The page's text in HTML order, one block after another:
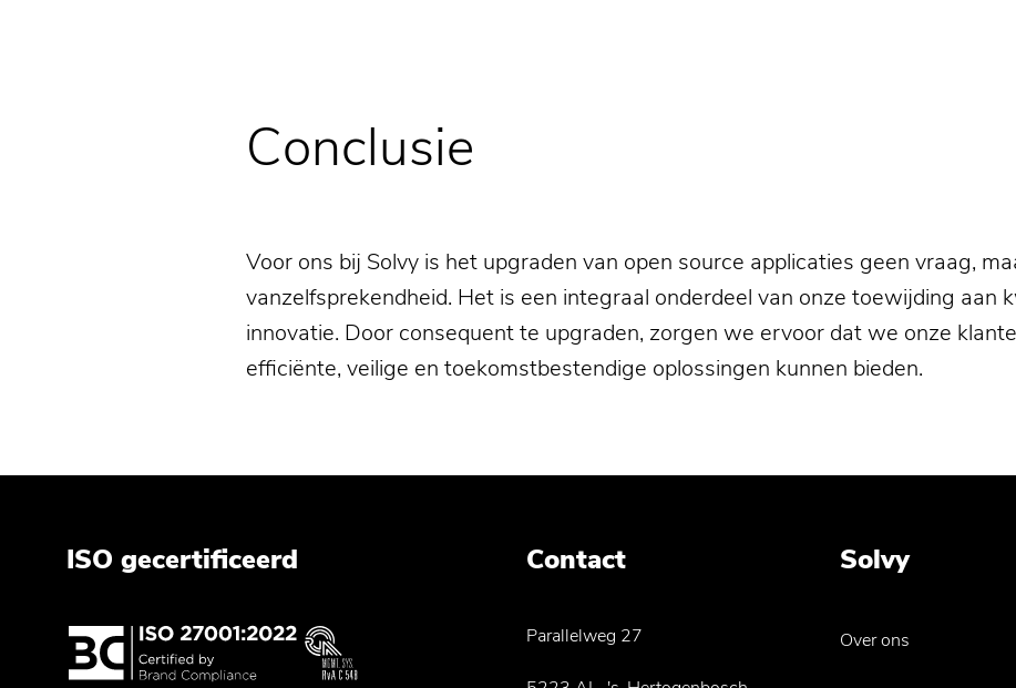
Conclusie
Voor ons bij Solvy is het upgraden van open source applicaties geen vraag,
vanzelfsprekendheid. Het is een integraal onderdeel van onze toewijding aan
innovatie. Door consequent te upgraden, zorgen we ervoor dat we onze
efficiënte, veilige en toekomstbestendige oplossingen kunnen bieden.
ISO gecertificeerd Contact
Parallelweg 27
Solvy
Over ons